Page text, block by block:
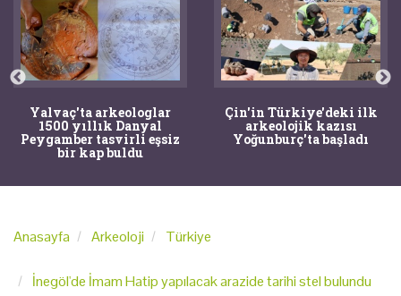
Yalvaç'ta arkeologlar
1500 yıllık Danyal
Peygamber tasvirli eşsiz
bir kap buldu
Çin'in Türkiye'deki ilk
arkeolojik kazısı
Yoğunburç'ta başladı
Anasayfa Arkeoloji Türkiye
İnegöl'de İmam Hatip yapılacak arazide tarihi stel bulundu